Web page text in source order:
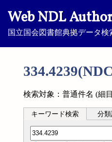
Web NDL
国立国会図書館典拠データ検
検索対象：普通件名 (細
キーワード検索 分
分類記号検索